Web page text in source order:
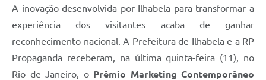
A inovação desenvolvida por Ilhabela para transformar a
experiência dos visitantes acaba de ganhar
reconhecimento nacional. A Prefeitura de Ilhabela e a RP
Propaganda receberam, na última quinta-feira (11), no
Rio de Janeiro, o Prêmio Marketing Contemporâneo